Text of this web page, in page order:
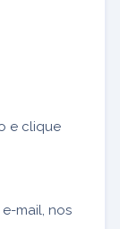
e clique
mail, nos